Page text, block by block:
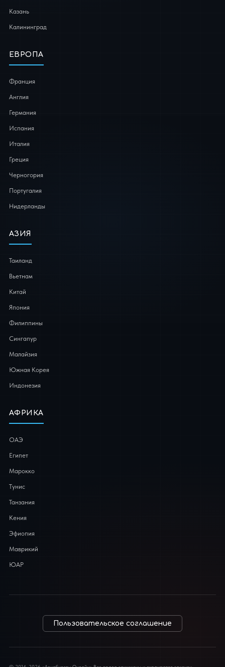
Казань
Калининград
ЕВРОПА
Франция
Англия
Германия
Испания
Италия
Греция
Черногория
Португалия
Нидерланды
АЗИЯ
Таиланд
Вьетнам
Китай
Япония
Филиппины
Сингапур
Малайзия
Южная Корея
Индонезия
АФРИКА
ОАЭ
Египет
Марокко
Тунис
Танзания
Кения
Эфиопия
Маврикий
ЮАР
Пользовательское соглашение